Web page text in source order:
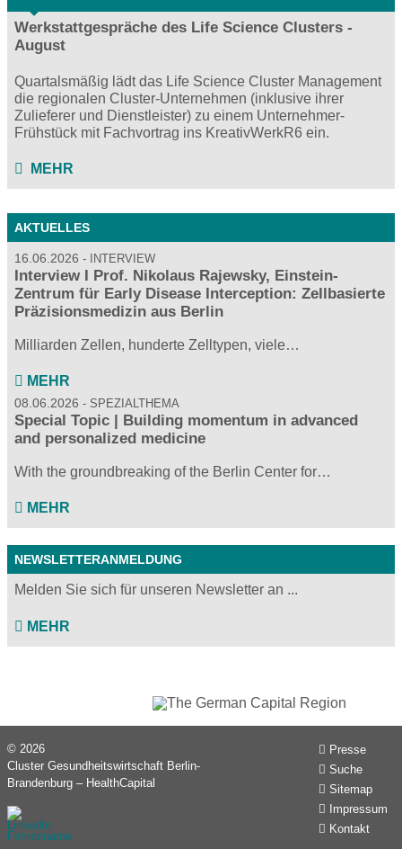
Werkstattgespräche des Life Science Clusters -
August
Quartalsmäßig lädt das Life Science Cluster Management
die regionalen Cluster-Unternehmen (inklusive ihrer
Zulieferer und Dienstleister) zu einem Unternehmer-
Frühstück mit Fachvortrag ins KreativWerkR6 ein.
MEHR
AKTUELLES
16.06.2026 INTERVIEW
Interview I Prof. Nikolaus Rajewsky, Einstein-
Zentrum für Early Disease Interception: Zellbasierte
Präzisionsmedizin aus Berlin
Milliarden Zellen, hunderte Zelltypen, viele…
MEHR
08.06.2026 SPEZIALTHEMA
Special Topic | Building momentum in advanced
and personalized medicine
With the groundbreaking of the Berlin Center for…
MEHR
NEWSLETTERANMELDUNG
Melden Sie sich für unseren Newsletter an ...
MEHR
Presse
Suche
Sitemap
Impressum
Kontakt
© 2026
Cluster Gesundheitswirtschaft Berlin-
Brandenburg – HealthCapital